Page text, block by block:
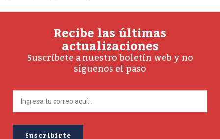
Recibe las últimas
actualizaciones
Suscríbete a nuestro boletín web y no
síguenos el paso